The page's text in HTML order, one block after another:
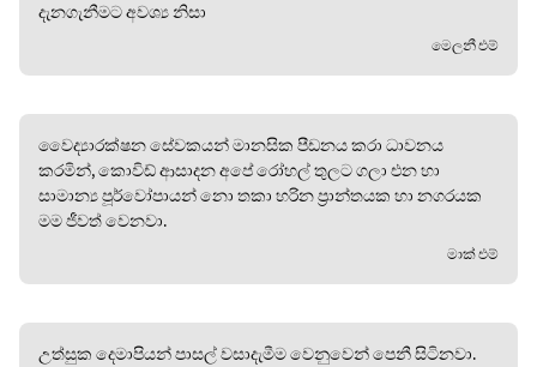
දැනගැනීමට අවශ්‍ය නිසා
මෙලනී එම්
වෛද්‍යාරක්ෂන සේවකයන් මානසික පීඩනය කරා ධාවනය
කරමින්, කොවිඩ් ආසාදන අපේ රෝහල් තුලට ගලා එන හා
සාමාන්‍ය පූර්වෝපායන් නො තකා හරින ප්‍රාන්තයක හා නගරයක
මම ජීවත් වෙනවා.
මාක් එම්
උත්සුක දෙමාපියන් පාසල් වසාදැමීම වෙනුවෙන් පෙනී සිටිනවා.